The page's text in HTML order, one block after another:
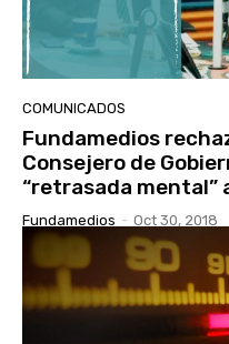
COMUNICADOS
Fundamedios
Consejero de
“retrasada mental”
Fundamedios - Oct 30, 2018